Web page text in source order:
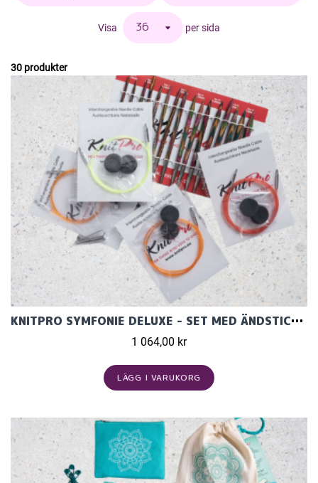
Visa per sida
30 produkter
KNITPRO SYMFONIE DELUXE - SET MED ÄNDSTICKOR (8 PAR, 13 CM)
1 064,00 kr
LÄGG I VARUKORG